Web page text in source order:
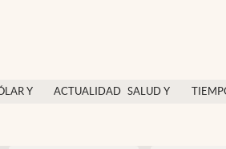
Y
ACTUALIDAD SALUD Y